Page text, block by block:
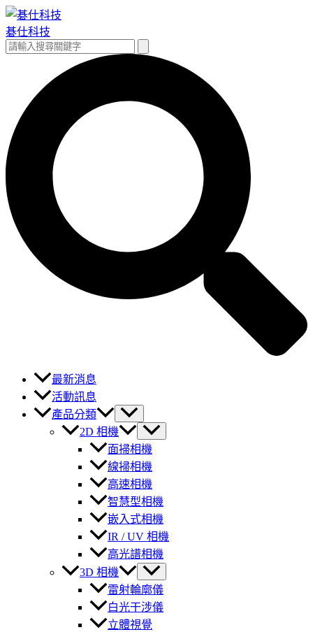
跳
至
主
碁仕科技
搜
最新消息
活動訊息
產品分類
2D 相機
面掃相機
線掃相機
高速相機
智慧型相機
嵌入式相機
IR / UV 相機
高光譜相機
3D 相機
雷射輪廓儀
白光干涉儀
立體視覺